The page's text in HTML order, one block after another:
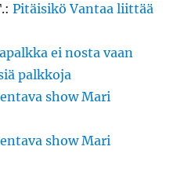
:Pitäisikö Vantaa liittää
ei nosta vaan
palkkoja
show Mari
show Mari